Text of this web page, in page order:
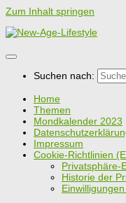
Zum Inhalt springen
Suchen nach:
Home
Themen
Mondkalender 2023
Impressum
Cookie-Richtlinien
Privatsphäre-
Historie der